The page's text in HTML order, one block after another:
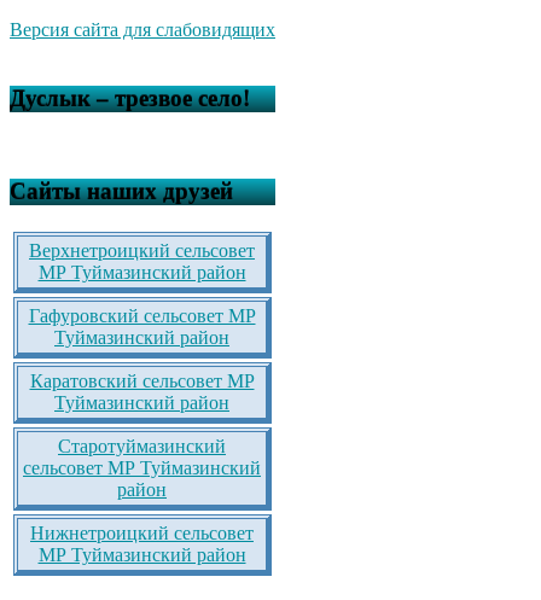
Версия сайта для слабовидящих
Дуслык – трезвое село!
Сайты наших друзей
Верхнетроицкий сельсовет
МР Туймазинский район
Гафуровский сельсовет МР
Туймазинский район
Каратовский сельсовет МР
Туймазинский район
Старотуймазинский
сельсовет МР Туймазинский
район
Нижнетроицкий сельсовет
МР Туймазинский район